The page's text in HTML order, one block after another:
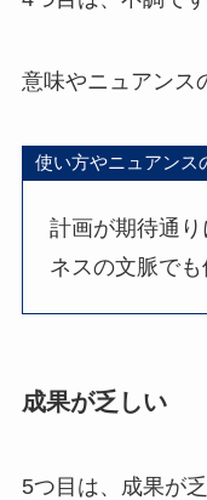
意味やニュアンス
使い方やニュアンス
計画が期待通
ネスの文脈でも
成果が乏しい
5つ目は、成果が